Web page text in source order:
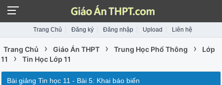
Trang Chủ Đăng ký Đăng nhập Upload Liên hệ
Trang Chủ › Giáo Án THPT › Trung Học Phổ Thông ›
Lớp
11
› Tin Học Lớp 11
Bài giảng Tin học 11 - Bài 5: Khai báo biến